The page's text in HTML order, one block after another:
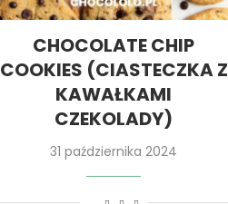
CHOCOLATE CHIP
COOKIES (CIASTECZKA Z
KAWAŁKAMI
CZEKOLADY)
31 października 2024